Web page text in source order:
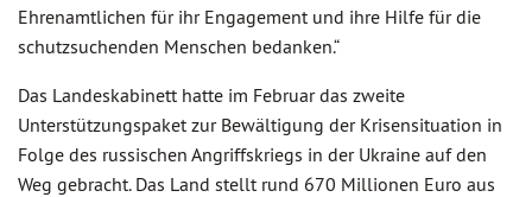
Ehrenamtlichen für ihr Engagement und ihre Hilfe für die
schutzsuchenden Menschen bedanken.“
Das Landeskabinett hatte im Februar das zweite
Unterstützungspaket zur Bewältigung der Krisensituation in
Folge des russischen Angriffskriegs in der Ukraine auf den
Weg gebracht. Das Land stellt rund 670 Millionen Euro aus